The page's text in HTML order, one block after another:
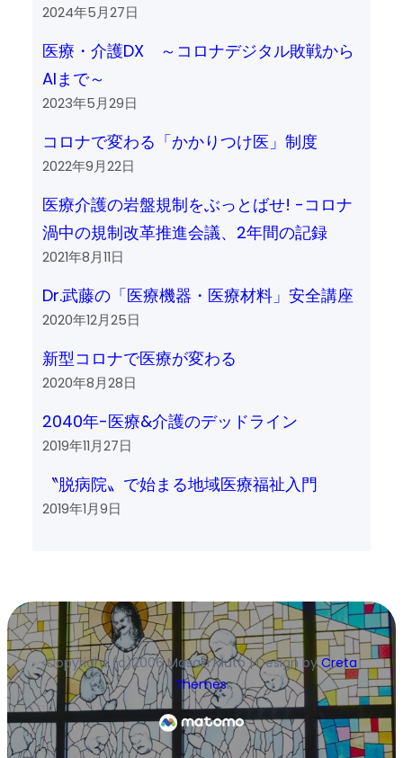
2024年5月27日
医療・介護DX ～コロナデジタル敗戦から
AIまで～
2023年5月29日
コロナで変わる「かかりつけ医」制度
2022年9月22日
医療介護の岩盤規制をぶっとばせ! -コロナ
渦中の規制改革推進会議、2年間の記録
2021年8月11日
Dr.武藤の「医療機器・医療材料」安全講座
2020年12月25日
新型コロナで医療が変わる
2020年8月28日
2040年-医療&介護のデッドライン
2019年11月27日
〝脱病院〟で始まる地域医療福祉入門
2019年1月9日
Copyright (c)2006 Masaki Muto | Design byCreta
Themes.